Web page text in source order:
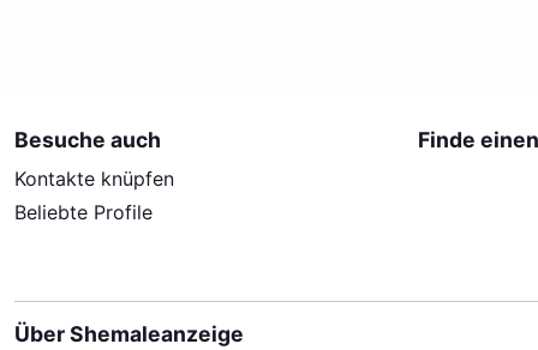
zu
Besuche auch
Kontakte knüpfen
Beliebte Profile
Finde
Über Shemaleanzeige